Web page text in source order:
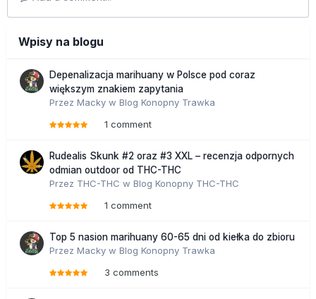
Wpisy na blogu
Depenalizacja marihuany w Polsce pod coraz
większym znakiem zapytania
Przez Macky w Blog Konopny Trawka
1 comment
Rudealis Skunk #2 oraz #3 XXL – recenzja odpornych
odmian outdoor od THC-THC
Przez THC-THC w Blog Konopny THC-THC
1 comment
Top 5 nasion marihuany 60-65 dni od kiełka do zbioru
Przez Macky w Blog Konopny Trawka
3 comments